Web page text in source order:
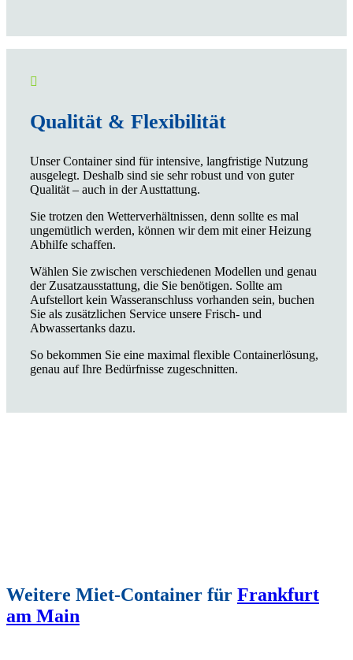

Qualität & Flexibilität
Unser Container sind für intensive, langfristige Nutzung
ausgelegt. Deshalb sind sie sehr robust und von guter
Qualität – auch in der Austtattung.
Sie trotzen den Wetterverhältnissen, denn sollte es mal
ungemütlich werden, können wir dem mit einer Heizung
Abhilfe schaffen.
Wählen Sie zwischen verschiedenen Modellen und genau
der Zusatzausstattung, die Sie benötigen. Sollte am
Aufstellort kein Wasseranschluss vorhanden sein, buchen
Sie als zusätzlichen Service unsere Frisch- und
Abwassertanks dazu.
So bekommen Sie eine maximal flexible Containerlösung,
genau auf Ihre Bedürfnisse zugeschnitten.
Weitere Miet-Container für Frankfurt
am Main